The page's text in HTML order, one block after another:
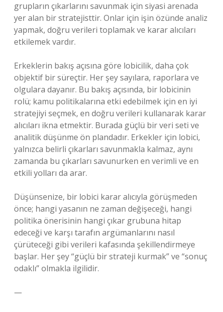
grupların çıkarlarını savunmak için siyasi arenada
yer alan bir stratejisttir. Onlar için işin özünde analiz
yapmak, doğru verileri toplamak ve karar alıcıları
etkilemek vardır.
Erkeklerin bakış açısına göre lobicilik, daha çok
objektif bir süreçtir. Her şey sayılara, raporlara ve
olgulara dayanır. Bu bakış açısında, bir lobicinin
rolü; kamu politikalarına etki edebilmek için en iyi
stratejiyi seçmek, en doğru verileri kullanarak karar
alıcıları ikna etmektir. Burada güçlü bir veri seti ve
analitik düşünme ön plandadır. Erkekler için lobici,
yalnızca belirli çıkarları savunmakla kalmaz, aynı
zamanda bu çıkarları savunurken en verimli ve en
etkili yolları da arar.
Düşünsenize, bir lobici karar alıcıyla görüşmeden
önce; hangi yasanın ne zaman değişeceği, hangi
politika önerisinin hangi çıkar grubuna hitap
edeceği ve karşı tarafın argümanlarını nasıl
çürüteceği gibi verileri kafasında şekillendirmeye
başlar. Her şey “güçlü bir strateji kurmak” ve “sonuç
odaklı” olmakla ilgilidir.
—